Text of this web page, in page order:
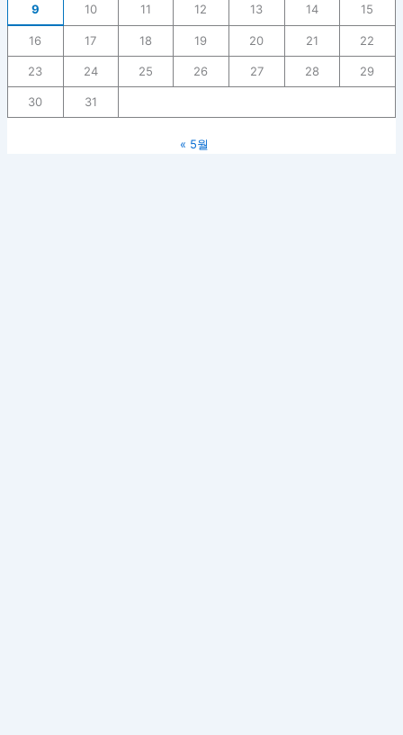
9 10 11 12 13 14 15
16 17 18 19 20 21 22
23 24 25 26 27 28 29
30 31
« 5월